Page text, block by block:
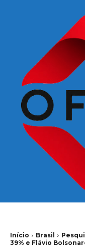
Início Brasil
39% e Flávio